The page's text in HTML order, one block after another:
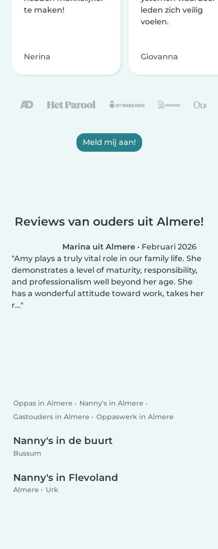
te maken!
Nerina
leden zich veilig
voelen.
Giovanna
Meld mij aan!
Reviews van ouders uit Almere!
Marina uit Almere • Februari 2026
Amy plays a truly vital role in our family life. She
demonstrates a level of maturity, responsibility,
and professionalism well beyond her age. She
has a wonderful attitude toward work, takes her
r...
Oppas in Almere
Nanny's in Almere
Gastouders in Almere
Oppaswerk in Almere
Nanny's in de buurt
Bussum
Nanny's in Flevoland
Almere Urk